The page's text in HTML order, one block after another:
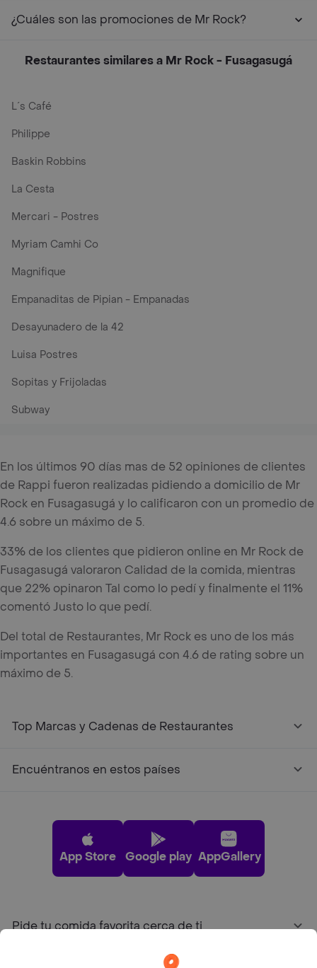
¿Cuáles son las promociones de Mr Rock?
Restaurantes similares a Mr Rock - Fusagasugá
L´s Café
Philippe
Baskin Robbins
La Cesta
Mercari - Postres
Myriam Camhi Co
Magnifique
Empanaditas de Pipian - Empanadas
Desayunadero de la 42
Luisa Postres
Sopitas y Frijoladas
Subway
En los últimos 90 días mas de 52 opiniones de clientes
de Rappi fueron realizadas pidiendo a domicilio de Mr
Rock en Fusagasugá y lo calificaron con un promedio de
4.6 sobre un máximo de 5.
33% de los clientes que pidieron online en Mr Rock de
Fusagasugá valoraron Calidad de la comida, mientras
que 22% opinaron Tal como lo pedí y finalmente el 11%
comentó Justo lo que pedí.
Del total de Restaurantes, Mr Rock es uno de los más
importantes en Fusagasugá con 4.6 de rating sobre un
máximo de 5.
Top Marcas y Cadenas de Restaurantes
Encuéntranos en estos países
App Store Google play AppGallery
Pide tu comida favorita cerca de ti